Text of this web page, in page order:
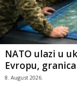
NATO ulazi u
Evropu,
8. August 2026.